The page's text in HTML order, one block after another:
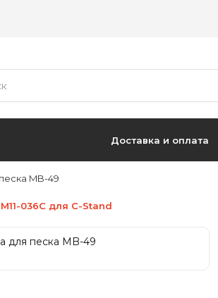
Доставка и оплата
MB-49
036C для C-Stand